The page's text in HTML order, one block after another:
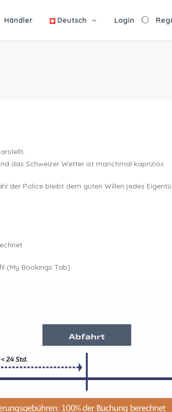
Händler Deutsch Login
das Schweizer Wetter ist manchmal kapriziös.
der Police bleibt dem guten Willen jedes
(My Bookings Tab).